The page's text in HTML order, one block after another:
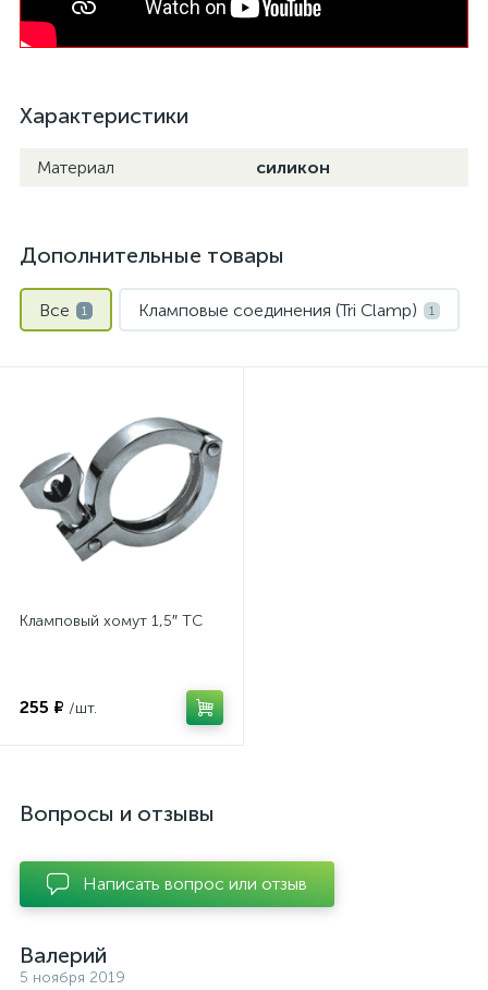
Характеристики
Материал силикон
Дополнительные товары
Все 1 Кламповые соединения (Tri Clamp) 1
Кламповый хомут 1,5″ TC
255 ₽ /шт.
Вопросы и отзывы
Написать вопрос или отзыв
Валерий
5 ноября 2019